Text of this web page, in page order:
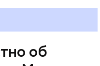
об